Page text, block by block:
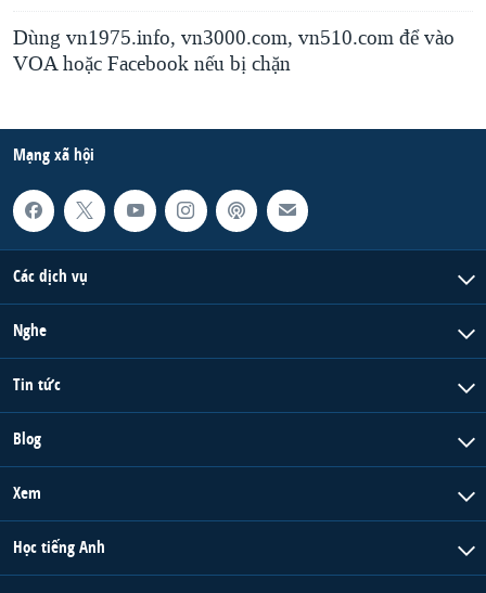
Dùng vn1975.info, vn3000.com, vn510.com để vào
VOA hoặc Facebook nếu bị chặn
Mạng xã hội
Các dịch vụ
Nghe
Tin tức
Blog
Xem
Học tiếng Anh